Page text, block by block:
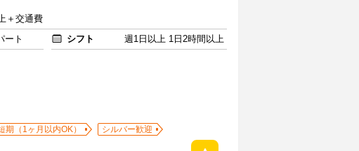
＋交通費
ート シフト
週1日以上 1日2時間以上
期（1ヶ月以内OK）
シルバー歓迎